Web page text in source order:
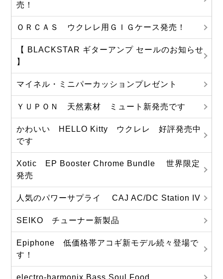
売！
ＯＲＣＡＳ ウクレレ用ＧＩＧケース発売！
【 BLACKSTAR ギターアンプ セールのお知らせ
】
マイネル・ミニパーカッションプレゼント
ＹＵＰＯＮ 天然素材 ミュート新発売です
かわいい HELLO Kitty ウクレレ 好評発売中
です
Xotic EP Booster Chrome Bundle 世界限定
発売
人気のパワーサプライ CAJ AC/DC Station IV
SEIKO チューナー新製品
Epiphone 低価格帯アコギ新モデル続々登場で
す！
electro-harmonix Bass Soul Food